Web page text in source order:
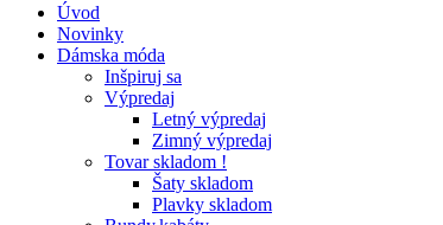
Úvod
Novinky
Dámska móda
Inšpiruj sa
Výpredaj
Letný výpredaj
Zimný výpredaj
Tovar skladom !
Šaty skladom
Plavky skladom